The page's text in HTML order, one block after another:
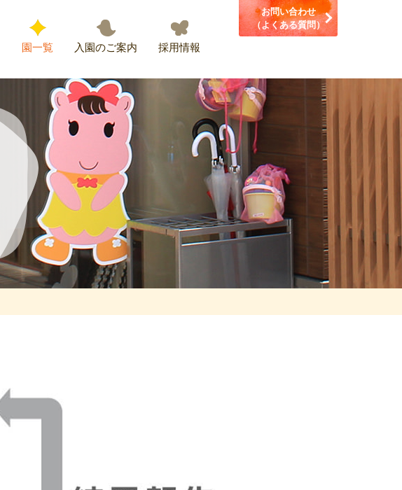
園一覧 入園のご案内 採用情報
お問い合わせ
（よくある質問）